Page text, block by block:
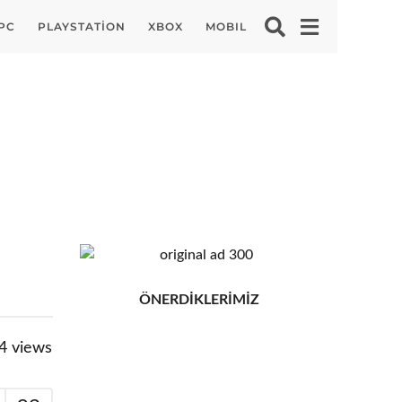
PLAYSTATION XBOX MOBIL
views
ÖNERDİKLERİMİZ